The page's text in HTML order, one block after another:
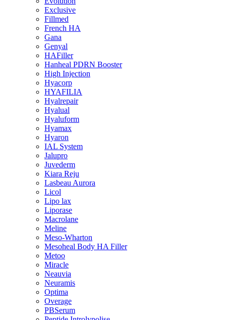
Exclusive
Fillmed
French HA
Gana
Genyal
HAFiller
Hanheal PDRN Booster
High Injection
Hyacorp
HYAFILIA
Hyalrepair
Hyalual
Hyaluform
Hyamax
Hyaron
IAL System
Jalupro
Juvederm
Kiara Reju
Lasbeau Aurora
Licol
Lipo lax
Liporase
Macrolane
Meline
Meso-Wharton
Mesoheal Body HA Filler
Metoo
Miracle
Neauvia
Neuramis
Optima
Overage
PBSerum